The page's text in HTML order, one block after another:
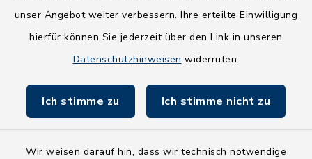
unser Angebot weiter verbessern. Ihre erteilte Einwilligung
hierfür können Sie jederzeit über den Link in unseren
Datenschutzhinweisen widerrufen.
Ich stimme zu Ich stimme nicht zu
Wir weisen darauf hin, dass wir technisch notwendige
NEU! Amtsbroschüre 2026
Holsteiner Auenland
Fundbüro